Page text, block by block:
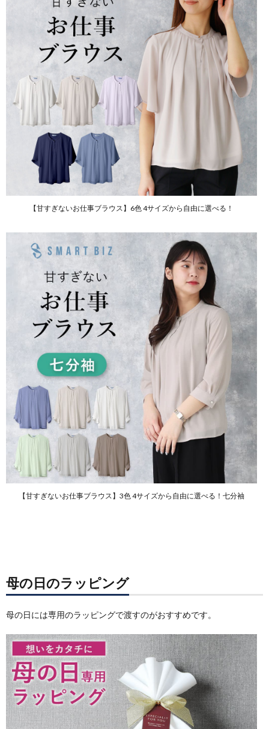
【甘すぎないお仕事ブラウス】6色 4サイズから自由に選べる！
【甘すぎないお仕事ブラウス】3色 4サイズから自由に選べる！七分袖
母の日のラッピング
母の日には専用のラッピングで渡すのがおすすめです。